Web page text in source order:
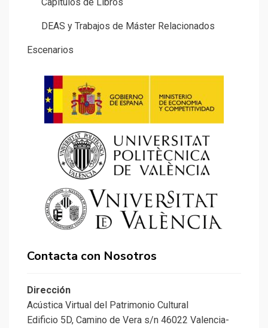
DEAS y Trabajos de Máster Relacionados
Escenarios
Contacta con Nosotros
Dirección
Acústica Virtual del Patrimonio Cultural
Edificio 5D, Camino de Vera s/n 46022 Valencia-